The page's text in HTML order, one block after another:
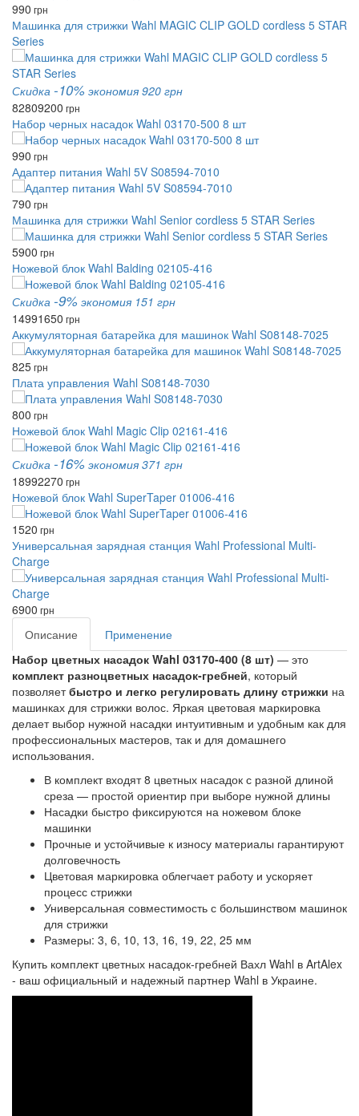
990 грн
Машинка для стрижки Wahl MAGIC CLIP GOLD cordless 5 STAR
Series
Скидка -10% экономия 920 грн
82809200 грн
Набор черных насадок Wahl 03170-500 8 шт
990 грн
Адаптер питания Wahl 5V S08594-7010
790 грн
Машинка для стрижки Wahl Senior cordless 5 STAR Series
5900 грн
Ножевой блок Wahl Balding 02105-416
Скидка -9% экономия 151 грн
14991650 грн
Аккумуляторная батарейка для машинок Wahl S08148-7025
825грн
Плата управления Wahl S08148-7030
800 грн
Ножевой блок Wahl Magic Clip 02161-416
Скидка -16% экономия 371 грн
18992270 грн
Ножевой блок Wahl SuperTaper 01006-416
1520 грн
Универсальная зарядная станция Wahl Professional Multi-
Charge
6900 грн
Описание
Применение
Набор цветных насадок Wahl 03170‑400 (8 шт) — это
комплект разноцветных насадок‑гребней, который
позволяетбыстро и легко регулировать длину стрижки на
машинках для стрижки волос. Яркая цветовая маркировка
делает выбор нужной насадки интуитивным и удобным как для
профессиональных мастеров, так и для домашнего
использования.
В комплект входят 8 цветных насадок с разной длиной
среза — простой ориентир при выборе нужной длины
Насадки быстро фиксируются на ножевом блоке
машинки
Прочные и устойчивые к износу материалы гарантируют
долговечность
Цветовая маркировка облегчает работу и ускоряет
процесс стрижки
Универсальная совместимость с большинством машинок
для стрижки
Размеры: 3, 6, 10, 13, 16, 19, 22, 25 мм
Купить комплект цветных насадок‑гребней Вахл Wahl в ArtAlex
- ваш официальный и надежный партнер Wahl в Украине.